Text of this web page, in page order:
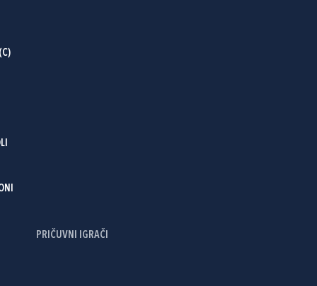
PRIČUVNI IGRAČI